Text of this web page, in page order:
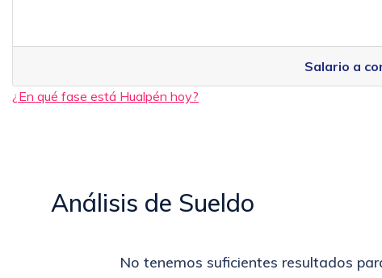
Salario a
¿En qué fase está Hualpén hoy?
Análisis de Sueldo
No tenemos suficientes resultados